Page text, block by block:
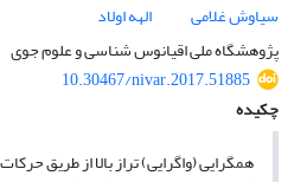
سیاوش غلامی
الهه اولاد
پژوهشگاه ملی اقیانوس شناسی و علوم جوی
10.30467/nivar.2017.51885
چکیده
همگرایی (واگرایی) تراز بالا از طریق